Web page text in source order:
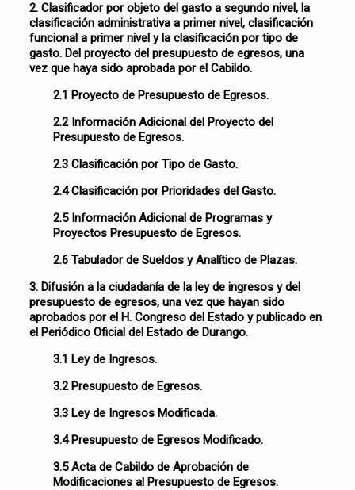
2. Clasificador por objeto del gasto a segundo nivel, la
clasificación administrativa a primer nivel, clasificación
funcional a primer nivel y la clasificación por tipo de
gasto. Del proyecto del presupuesto de egresos, una
vez que haya sido aprobada por el Cabildo.
2.1 Proyecto de Presupuesto de Egresos.
2.2 Información Adicional del Proyecto del
Presupuesto de Egresos.
2.3 Clasificación por Tipo de Gasto.
2.4 Clasificación por Prioridades del Gasto.
2.5 Información Adicional de Programas y
Proyectos Presupuesto de Egresos.
2.6 Tabulador de Sueldos y Analítico de Plazas.
3. Difusión a la ciudadanía de la ley de ingresos y del
presupuesto de egresos, una vez que hayan sido
aprobados por el H. Congreso del Estado y publicado en
el Periódico Oficial del Estado de Durango.
3.1 Ley de Ingresos.
3.2 Presupuesto de Egresos.
3.3 Ley de Ingresos Modificada.
3.4 Presupuesto de Egresos Modificado.
3.5 Acta de Cabildo de Aprobación de
Modificaciones al Presupuesto de Egresos.